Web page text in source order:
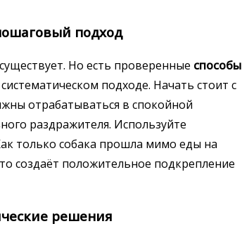
подход
Но есть проверенные способы
подходе. Начать стоит с
отрабатываться в спокойной
раздражителя. Используйте
только собака прошла мимо еды на
создаёт положительное подкрепление
решения